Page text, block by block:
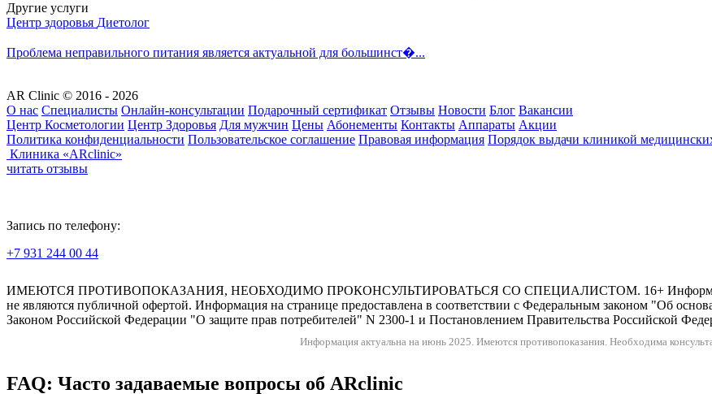
Другие услуги
Центр здоровья Диетолог
Проблема неправильного питания является актуальной для большинст�...
AR Clinic © 2016 - 2026
О нас Специалисты Онлайн-консультации Подарочный сертификат Отзывы Новости Блог Вакансии
Центр Косметологии Центр Здоровья Для мужчин Цены Абонементы Контакты Аппараты Акции
Политика конфиденциальности Пользовательское соглашение Правовая информация Порядок выдачи клиникой
Клиника «ARclinic»
читать отзывы
Запись по телефону:
+7 931 244 00 44
ИМЕЮТСЯ ПРОТИВОПОКАЗАНИЯ, НЕОБХОДИМО ПРОКОНСУЛЬТИРОВАТЬСЯ СО СПЕЦИАЛИСТОМ. 16+ Информация и
не являются публичной офертой. Информация на странице предоставлена в соответствии с Федеральным законом "Об
Законом Российской Федерации "О защите прав потребителей" N 2300-1 и Постановлением Правительства Российской
Информация актуальна на июнь 2025. Имеются противопоказания. Необходима
FAQ: Часто задаваемые вопросы об ARclinic